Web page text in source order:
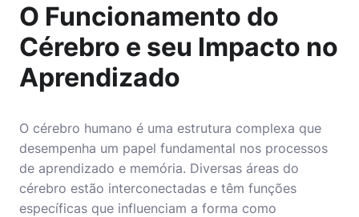
O Funcionamento do
Cérebro e seu Impacto no
Aprendizado
O cérebro humano é uma estrutura complexa que
desempenha um papel fundamental nos processos
de aprendizado e memória. Diversas áreas do
cérebro estão interconectadas e têm funções
específicas que influenciam a forma como